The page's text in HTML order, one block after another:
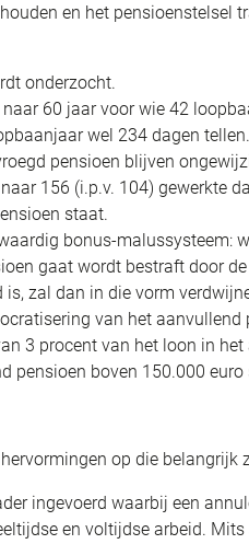
en het pensioenstelsel
onderzocht.
60 jaar voor wie 42
wel 234 dagen tellen.
pensioen blijven
156 (i.p.v. 104) gewerkte
staat.
bonus-malussysteem:
gaat wordt bestraft door
zal dan in die vorm
van het
3 procent van het loon in
pensioen boven 150.000
op die belangrijk
ingevoerd waarbij een
en voltijdse arbeid.